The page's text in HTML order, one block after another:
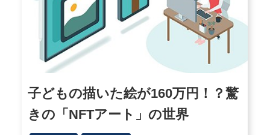
子どもの描いた絵が160万円！？驚
きの「NFTアート」の世界